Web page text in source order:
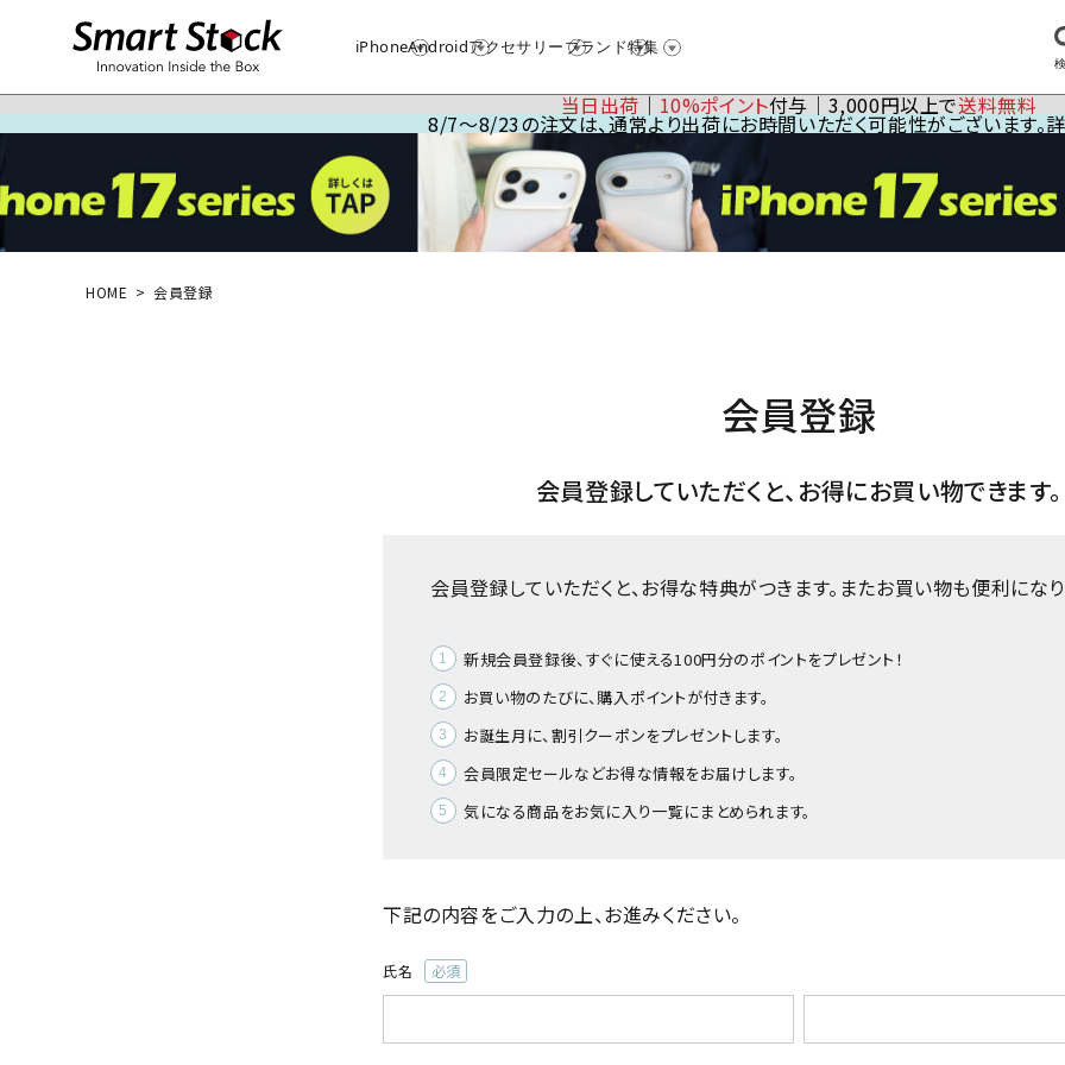
iPhoneAndroidアクセサリーブランド特集
当日出荷│10%ポイント付与│3,000円以上で送料無料
8/7～8/23の注文は、通常より出荷にお時間いただく可能性がございます。
HOME 会員登録
会員登録
会員登録していただくと、お得にお買い物できます。
会員登録していただくと、お得な特典がつきます。またお買い物も便利になり
新規会員登録後、すぐに使える100円分のポイントをプレゼント！
お買い物のたびに、購入ポイントが付きます。
お誕生月に、割引クーポンをプレゼントします。
会員限定セールなどお得な情報をお届けします。
気になる商品をお気に入り一覧にまとめられます。
下記の内容をご入力の上、お進みください。
氏名
(必